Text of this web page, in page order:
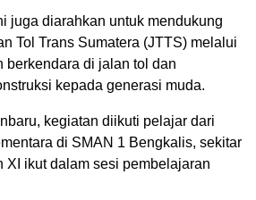
juga diarahkan untuk mendukung
Tol Trans Sumatera (JTTS) melalui
berkendara di jalan tol dan
kepada generasi muda.
kegiatan diikuti pelajar dari
di SMAN 1 Bengkalis, sekitar
XI ikut dalam sesi pembelajaran